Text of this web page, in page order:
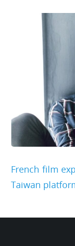
French film
Taiwan